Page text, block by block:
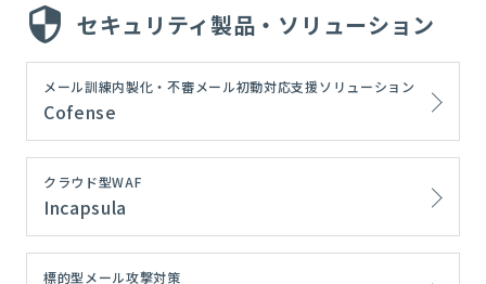
セキュリティ製品・ソリューション
メール訓練内製化・不審メール初動対応支援ソリューション
Cofense
クラウド型WAF
Incapsula
標的型メール攻撃対策